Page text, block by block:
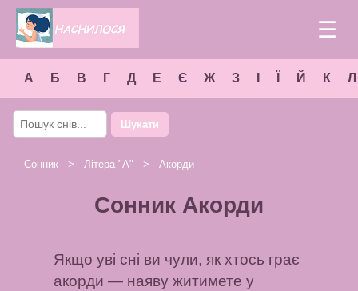
☰
А Б В Г Д Е Є Ж З Й К Л
Шукати
Сонник > Літера "А" > Акорди
Сонник Акорди
Якщо уві сні ви чули, як хтось грає
акорди — наяву житимете у